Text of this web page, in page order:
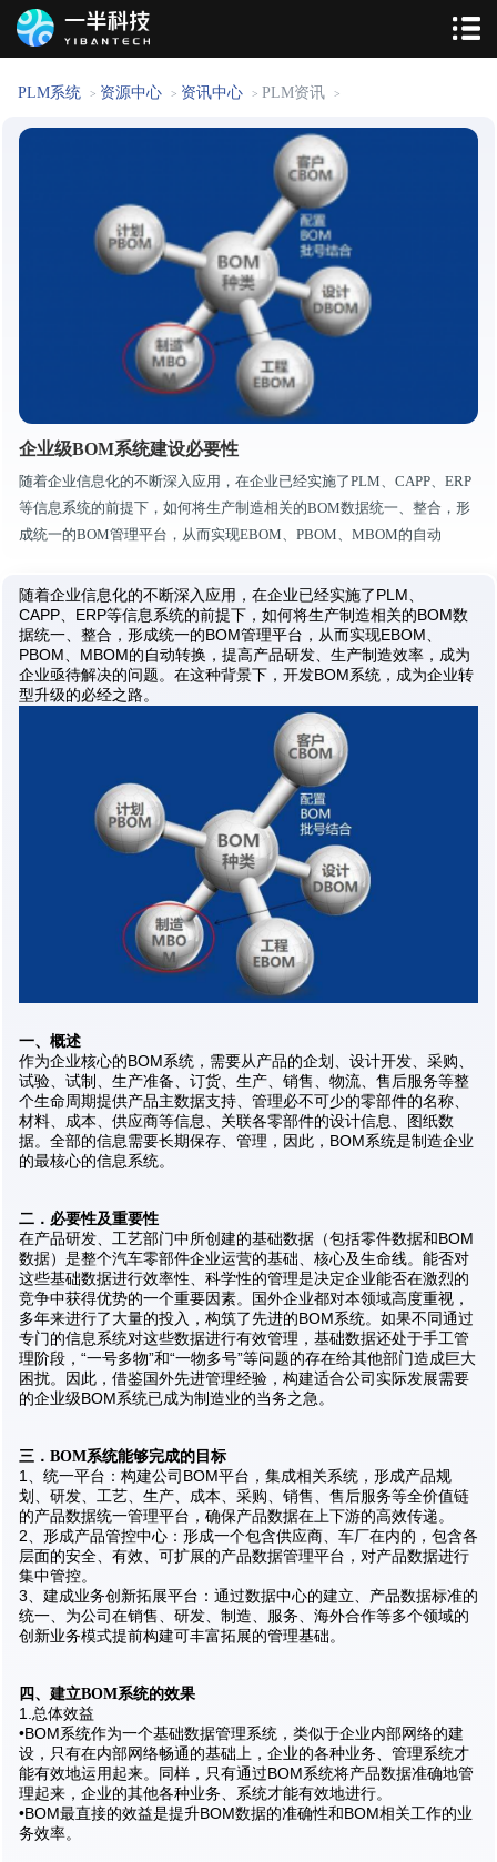
PLM系统 > 资源中心 > 资讯中心 > PLM资讯 >
企业级BOM系统建设必要性
随着企业信息化的不断深入应用，在企业已经实施了PLM、CAPP、ERP
等信息系统的前提下，如何将生产制造相关的BOM数据统一、整合，形
成统一的BOM管理平台，从而实现EBOM、PBOM、MBOM的自动
随着企业信息化的不断深入应用，在企业已经实施了PLM、
CAPP、ERP等信息系统的前提下，如何将生产制造相关的BOM数
据统一、整合，形成统一的BOM管理平台，从而实现EBOM、
PBOM、MBOM的自动转换，提高产品研发、生产制造效率，成为
企业亟待解决的问题。在这种背景下，开发BOM系统，成为企业转
型升级的必经之路。
一、概述
作为企业核心的BOM系统，需要从产品的企划、设计开发、采购、
试验、试制、生产准备、订货、生产、销售、物流、售后服务等整
个生命周期提供产品主数据支持、管理必不可少的零部件的名称、
材料、成本、供应商等信息、关联各零部件的设计信息、图纸数
据。全部的信息需要长期保存、管理，因此，BOM系统是制造企业
的最核心的信息系统。
二．必要性及重要性
在产品研发、工艺部门中所创建的基础数据（包括零件数据和BOM
数据）是整个汽车零部件企业运营的基础、核心及生命线。能否对
这些基础数据进行效率性、科学性的管理是决定企业能否在激烈的
竞争中获得优势的一个重要因素。国外企业都对本领域高度重视，
多年来进行了大量的投入，构筑了先进的BOM系统。如果不同通过
专门的信息系统对这些数据进行有效管理，基础数据还处于手工管
理阶段，“一号多物”和“一物多号”等问题的存在给其他部门造成巨大
困扰。因此，借鉴国外先进管理经验，构建适合公司实际发展需要
的企业级BOM系统已成为制造业的当务之急。
三．BOM系统能够完成的目标
1、统一平台：构建公司BOM平台，集成相关系统，形成产品规
划、研发、工艺、生产、成本、采购、销售、售后服务等全价值链
的产品数据统一管理平台，确保产品数据在上下游的高效传递。
2、形成产品管控中心：形成一个包含供应商、车厂在内的，包含各
层面的安全、有效、可扩展的产品数据管理平台，对产品数据进行
集中管控。
3、建成业务创新拓展平台：通过数据中心的建立、产品数据标准的
统一、为公司在销售、研发、制造、服务、海外合作等多个领域的
创新业务模式提前构建可丰富拓展的管理基础。
四、建立BOM系统的效果
1.总体效益
•BOM系统作为一个基础数据管理系统，类似于企业内部网络的建
设，只有在内部网络畅通的基础上，企业的各种业务、管理系统才
能有效地运用起来。同样，只有通过BOM系统将产品数据准确地管
理起来，企业的其他各种业务、系统才能有效地进行。
•BOM最直接的效益是提升BOM数据的准确性和BOM相关工作的业
务效率。